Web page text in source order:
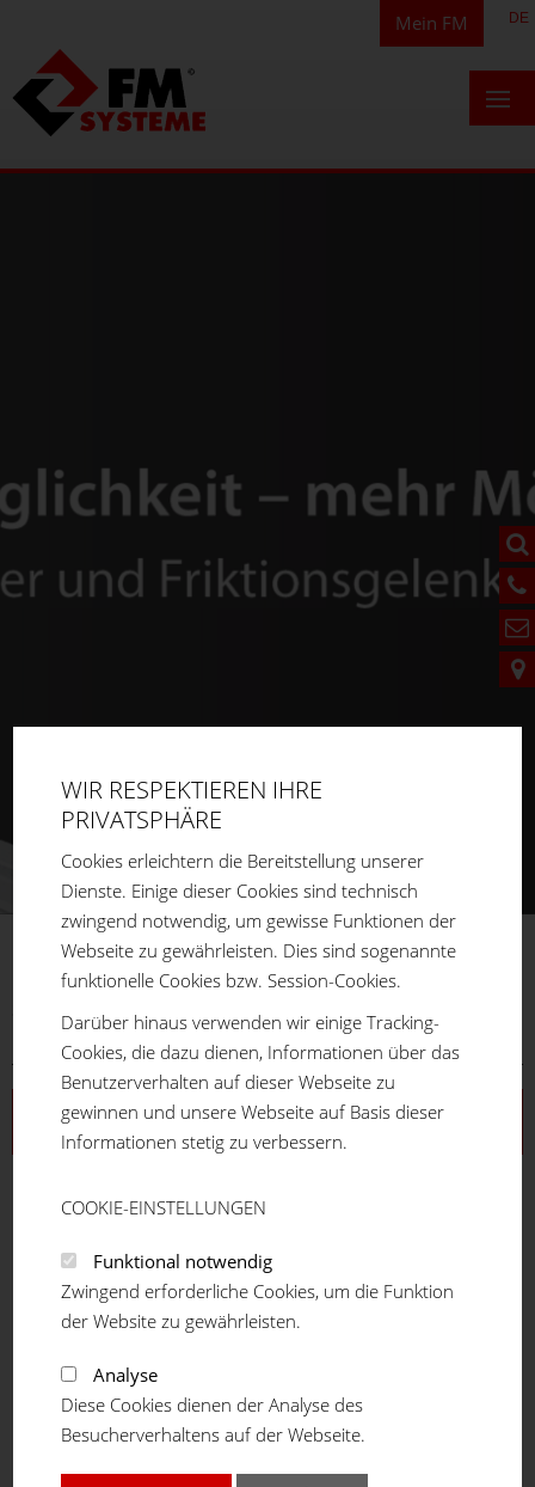
DE
Mein FM
SYSTEME
Sie sind hier:
Home Produkte
Aluprofilsystem
Verbindungselemente
End-Verbinder
Aluprofilsystem
Profilreihe 20
Profilreihe 40
Profilreihe 45
Profilreihe 50
Winkelprofil
Verbindungselemente
Automatik Grundverbinder
WIR RESPEKTIEREN IHRE
PRIVATSPHÄRE
Cookies erleichtern die Bereitstellung unserer
Dienste. Einige dieser Cookies sind technisch
zwingend notwendig, um gewisse Funktionen der
Webseite zu gewährleisten. Dies sind sogenannte
funktionelle Cookies bzw. Session-Cookies.
Darüber hinaus verwenden wir einige Tracking-
Cookies, die dazu dienen, Informationen über das
Benutzerverhalten auf dieser Webseite zu
gewinnen und unsere Webseite auf Basis dieser
Informationen stetig zu verbessern.
COOKIE-EINSTELLUNGEN
Funktional notwendig
Zwingend erforderliche Cookies, um die Funktion
der Website zu gewährleisten.
Analyse
Diese Cookies dienen der Analyse des
Besucherverhaltens auf der Webseite.